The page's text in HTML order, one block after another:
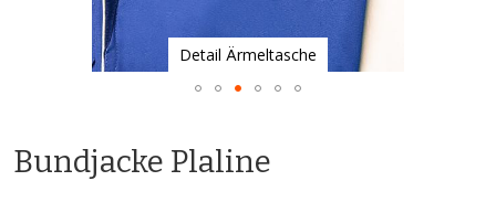
Detail Ärmeltasche
der
Bundjacke Plaline